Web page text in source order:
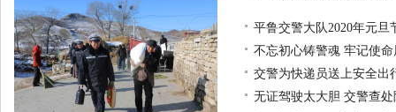
平鲁交警大队2020年元旦
不忘初心铸警魂 牢记使
交警为快递员送上安全出
无证驾驶太大胆 交警查